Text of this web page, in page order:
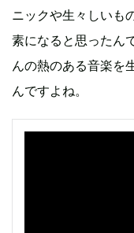
ニックや生々しいも
素になると思ったん
んの熱のある音楽を
んですよね。